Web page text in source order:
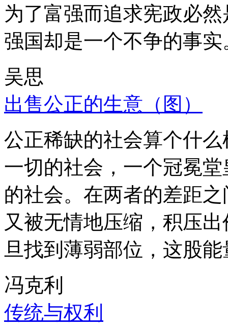
为了富强而追求宪政必
强国却是一个不争的事实
吴思
出售公正的生意（图）
公正稀缺的社会算个什
一切的社会，一个冠冕
的社会。在两者的差距
又被无情地压缩，积压
旦找到薄弱部位，这股
冯克利
传统与权利